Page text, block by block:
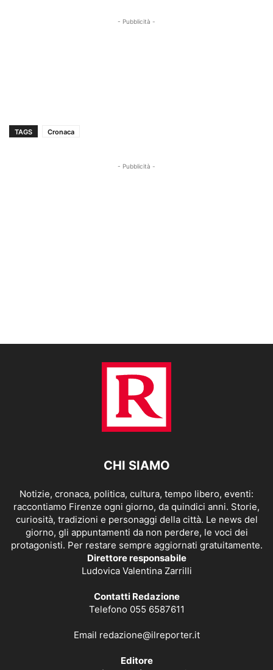
- Pubblicità -
TAGS Cronaca
- Pubblicità -
CHI SIAMO
Notizie, cronaca, politica, cultura, tempo libero, eventi:
raccontiamo Firenze ogni giorno, da quindici anni. Storie,
curiosità, tradizioni e personaggi della città. Le news del
giorno, gli appuntamenti da non perdere, le voci dei
protagonisti. Per restare sempre aggiornati gratuitamente.
Direttore responsabile
Ludovica Valentina Zarrilli
Contatti Redazione
Telefono 055 6587611
Email redazione@ilreporter.it
Editore